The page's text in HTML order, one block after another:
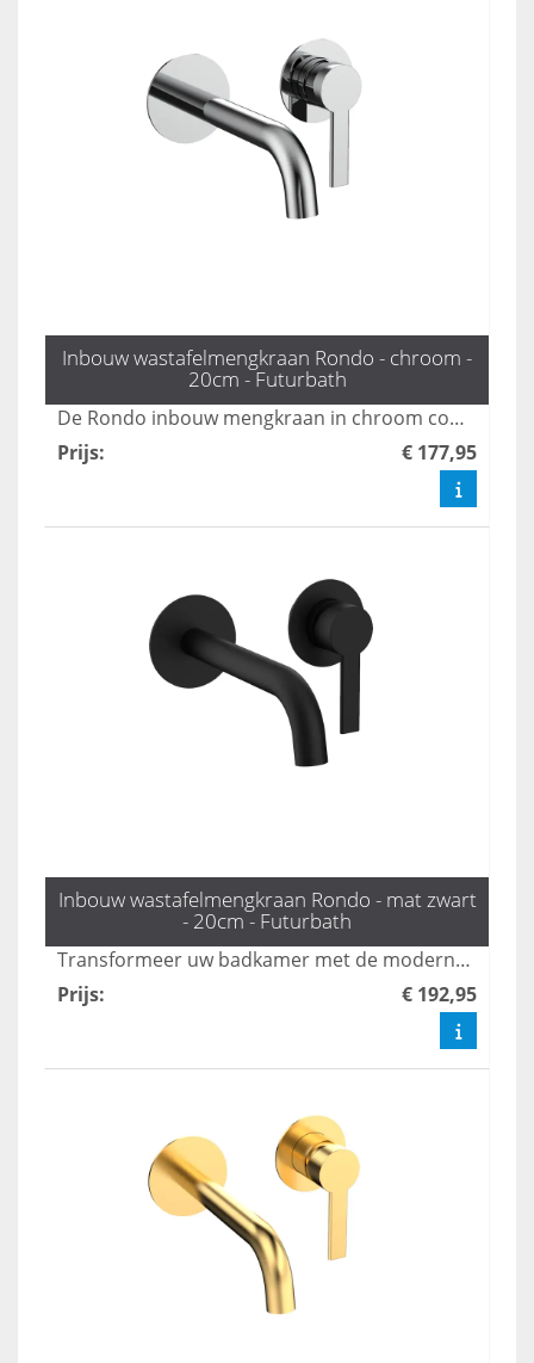
Inbouw wastafelmengkraan Rondo - chroom -
20cm - Futurbath
De Rondo inbouw mengkraan in chroom combineert een minimalistisch ontwerp met elegante functionaliteit, perfect voor moderne badkamers. Deze kraan zorgt voor een stijlvolle uitstraling en optimale gebruikservaring, waardoor uw badkamer een luxe uitstraling krijgt. Met duurzame materialen en een gebruiksvriendelijke bediening is de Rondo een uitstekende keuze voor elke badkamerinrichting.
Prijs: € 177,95
Inbouw wastafelmengkraan Rondo - mat zwart
- 20cm - Futurbath
Transformeer uw badkamer met de moderne Rondo inbouw mengkraan in mat zwart. Met een elegante uitloop van 20 cm biedt deze kraan zowel esthetiek als gebruiksgemak, perfect voor een strakke en verfijnde uitstraling. Voeg een vleugje luxe toe aan uw badkamer met deze stijlvolle oplossing.
Prijs: € 192,95